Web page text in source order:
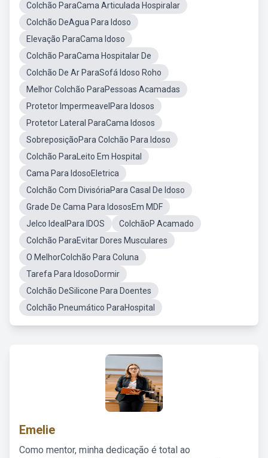
Colchão ParaCama Articulada Hospiralar
Colchão DeAgua Para Idoso
Elevação ParaCama Idoso
Colchão ParaCama Hospitalar De
Colchão De Ar ParaSofá Idoso Roho
Melhor Colchão ParaPessoas Acamadas
Protetor ImpermeavelPara Idosos
Protetor Lateral ParaCama Idosos
SobreposiçãoPara Colchão Para Idoso
Colchão ParaLeito Em Hospital
Cama Para IdosoEletrica
Colchão Com DivisóriaPara Casal De Idoso
Grade De Cama Para IdososEm MDF
Jelco IdealPara IDOS
ColchãoP Acamado
Colchão ParaEvitar Dores Musculares
O MelhorColchão Para Coluna
Tarefa Para IdosoDormir
Colchão DeSilicone Para Doentes
Colchão Pneumático ParaHospital
Emelie
Como mentor, minha dedicação é total ao